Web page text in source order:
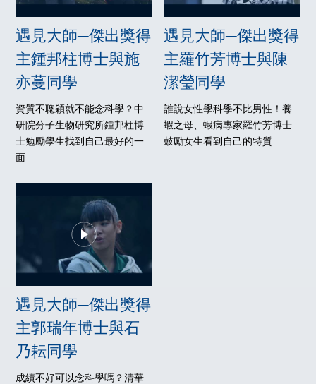
遇見大師─傑出獎得
主鍾邦柱博士與施
亦蔓同學
資質不聰穎就不能念科學？中
研院分子生物研究所鍾邦柱博
士勉勵學生找到自己最好的一
面
遇見大師─傑出獎得
主羅竹芳博士與陳
潔瑩同學
誰說女性學科學不比男性！養
蝦之母、蝦病專家羅竹芳博士
鼓勵女生看到自己的特質
遇見大師─傑出獎得
主郭瑞年博士與石
乃耘同學
成績不好可以念科學嗎？清華